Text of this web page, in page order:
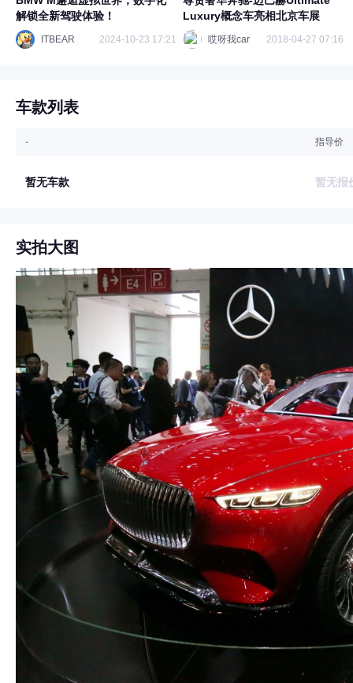
解锁全新驾驶体验！
ITBEAR 2024-10-23 17:21
Luxury概念车亮相北京车展
哎呀我car 2018-04-27 07:16
车款列表
- 指导价
暂无车款 暂无报
实拍大图